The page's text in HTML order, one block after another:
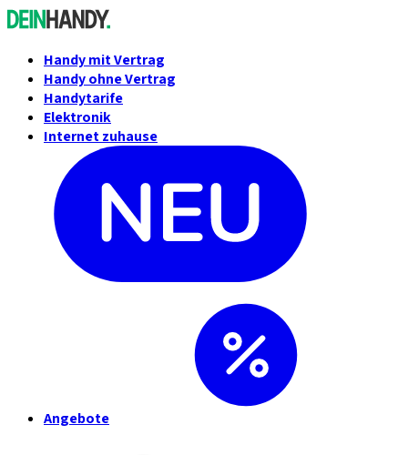
Handy mit Vertrag
Handy ohne Vertrag
Handytarife
Elektronik
Internet zuhause
Angebote